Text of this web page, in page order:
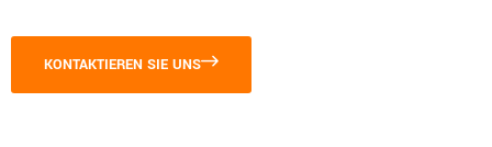
KONTAKTIEREN SIE UNS